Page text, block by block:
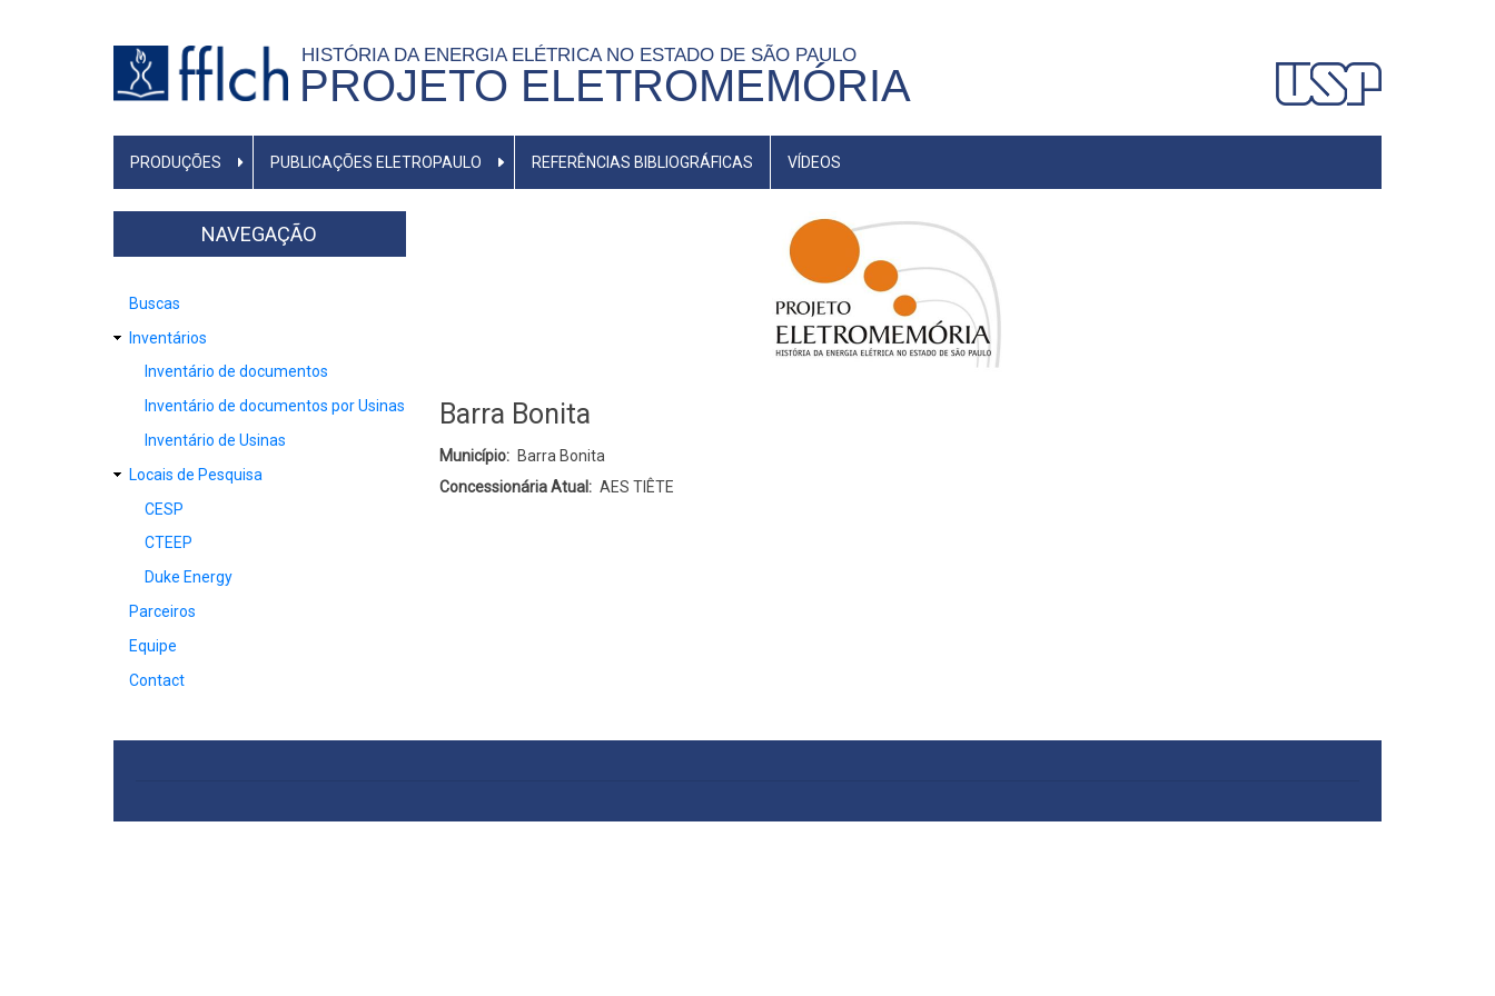
HISTÓRIA DA ENERGIA ELÉTRICA NO ESTADO DE SÃO PAULO
PROJETO ELETROMEMÓRIA
NAVEGAÇÃO
PRODUÇÕES PUBLICAÇÕES ELETROPAULO REFERÊNCIAS BIBLIOGRÁFICAS VÍDEOS
NAVEGAÇÃO
Buscas
Inventários
Inventário de documentos
Inventário de documentos por Usinas
Inventário de Usinas
Locais de Pesquisa
CESP
CTEEP
Duke Energy
Parceiros
Equipe
Contact
Barra Bonita
Município
Barra Bonita
Concessionária Atual
AES TIÊTE